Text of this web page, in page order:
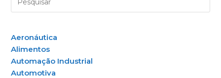
Aeronáutica
Alimentos
Automação Industrial
Automotiva